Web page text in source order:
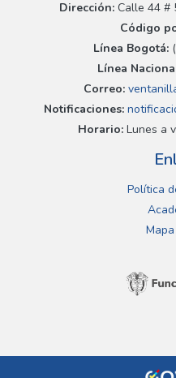
Dirección:Calle 44 #
Código
Línea Bogotá:
Línea
Correo:
Notificaciones:
Horario:Lunes a
Política